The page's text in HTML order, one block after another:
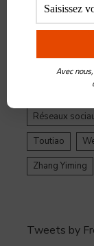
Jinri Toutiao
Réseaux
Toutiao
Zhang Yiming
Tweets by
Avec